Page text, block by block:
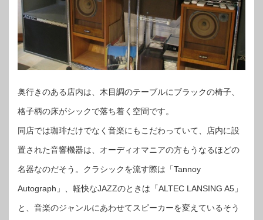
奥行きのある店内は、木目調のテーブルにブラックの椅子、
格子柄の床がシックで落ち着く空間です。
同店では珈琲だけでなく音楽にもこだわっていて、店内に設
置された音響機器は、オーディオマニアの方もうなるほどの
名器なのだそう。クラシックを流す際は「Tannoy
Autograph」、軽快なJAZZのときは「ALTEC LANSING A5」
と、音楽のジャンルにあわせてスピーカーを変えているそう